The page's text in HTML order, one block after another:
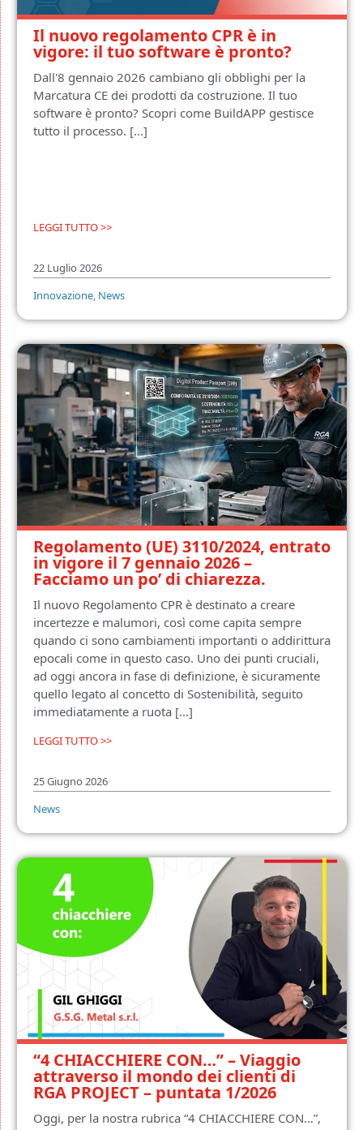
Il nuovo regolamento CPR è in
vigore: il tuo software è pronto?
Dall'8 gennaio 2026 cambiano gli obblighi per la
Marcatura CE dei prodotti da costruzione. Il tuo
software è pronto? Scopri come BuildAPP gestisce
tutto il processo. [...]
LEGGI TUTTO >>
22 Luglio 2026
Innovazione News
Regolamento (UE) 3110/2024, entrato
in vigore il 7 gennaio 2026 –
Facciamo un po’ di chiarezza.
Il nuovo Regolamento CPR è destinato a creare
incertezze e malumori, così come capita sempre
quando ci sono cambiamenti importanti o addirittura
epocali come in questo caso. Uno dei punti cruciali,
ad oggi ancora in fase di definizione, è sicuramente
quello legato al concetto di Sostenibilità, seguito
immediatamente a ruota [...]
LEGGI TUTTO >>
25 Giugno 2026
News
“4 CHIACCHIERE CON…” – Viaggio
attraverso il mondo dei clienti di
RGA PROJECT – puntata 1/2026
Oggi, per la nostra rubrica “4 CHIACCHIERE CON…”,